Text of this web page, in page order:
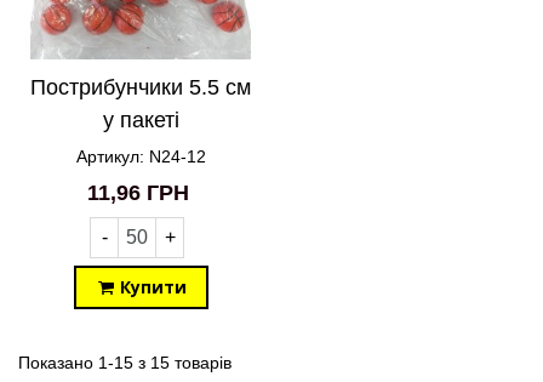
Пострибунчики 5.5 см
у пакеті
Баскетбольний м'яч
червоний N24-12
Артикул: N24-12
11,96 ГРН
- +
Купити
Показано 1-15 з 15 товарів